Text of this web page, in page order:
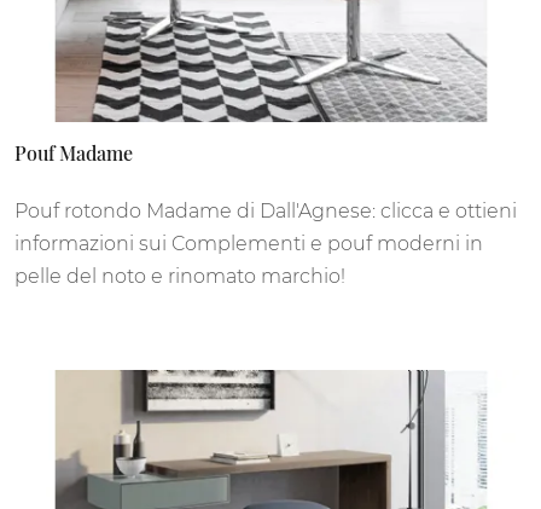
Pouf Madame
Pouf rotondo Madame di Dall'Agnese: clicca e ottieni
informazioni sui Complementi e pouf moderni in
pelle del noto e rinomato marchio!